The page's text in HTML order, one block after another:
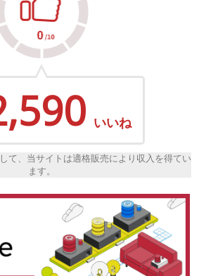
いいね
て、当サイトは適格販売により収入を得てい
ます。